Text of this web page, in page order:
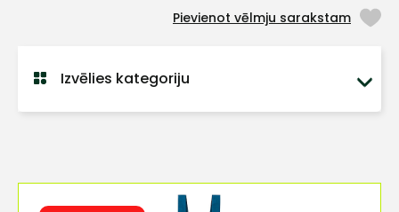
Pievienot vēlmju sarakstam
Izvēlies kategoriju